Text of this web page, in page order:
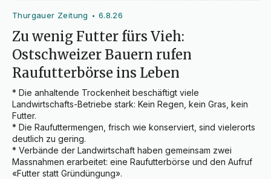
Thurgauer Zeitung • 6.8.26
Zu wenig Futter fürs Vieh:
Ostschweizer Bauern rufen
Raufutterbörse ins Leben
* Die anhaltende Trockenheit beschäftigt viele
Landwirtschafts-Betriebe stark: Kein Regen, kein Gras, kein
Futter.
* Die Raufuttermengen, frisch wie konserviert, sind vielerorts
deutlich zu gering.
* Verbände der Landwirtschaft haben gemeinsam zwei
Massnahmen erarbeitet: eine Raufutterbörse und den Aufruf
«Futter statt Gründüngung».